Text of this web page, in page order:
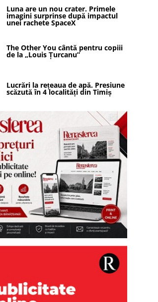
Luna are un nou crater. Primele
imagini surprinse după impactul
unei rachete SpaceX
The Other You cântă pentru copiii
de la „Louis Țurcanu”
Lucrări la rețeaua de apă. Presiune
scăzută în 4 localități din Timiș